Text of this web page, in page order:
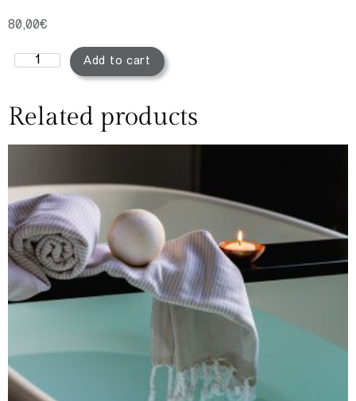
80,00€
Add to cart
Related products